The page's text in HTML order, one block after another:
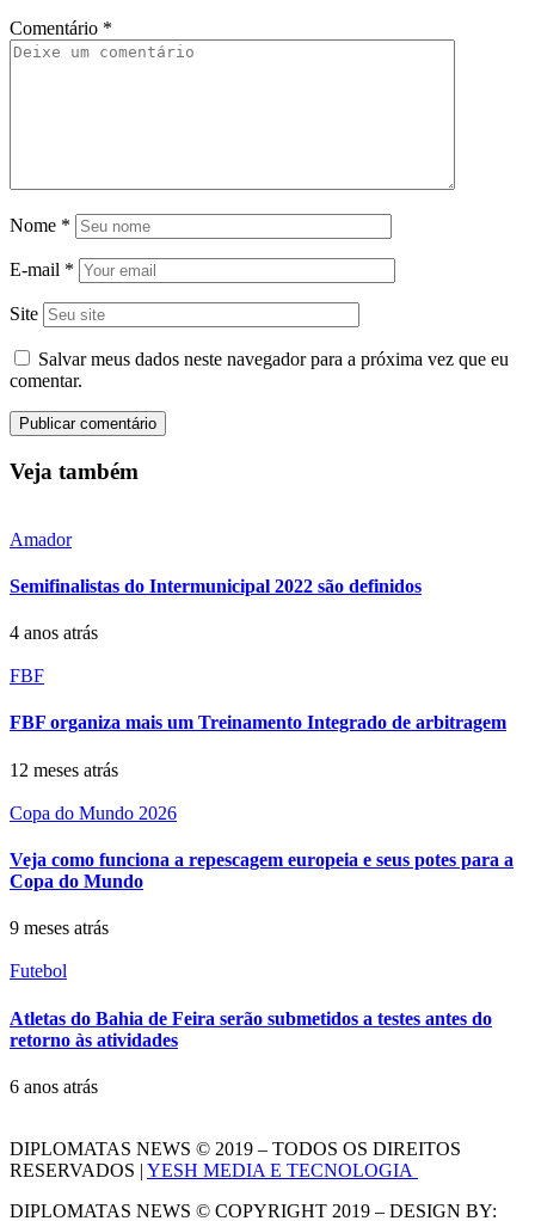
Comentário *
Nome *
E-mail *
Site
Salvar meus dados neste navegador para a próxima vez que eu
comentar.
Veja também
Amador
Semifinalistas do Intermunicipal 2022 são definidos
4 anos atrás
FBF
FBF organiza mais um Treinamento Integrado de arbitragem
12 meses atrás
Copa do Mundo 2026
Veja como funciona a repescagem europeia e seus potes para a
Copa do Mundo
9 meses atrás
Futebol
Atletas do Bahia de Feira serão submetidos a testes antes do
retorno às atividades
6 anos atrás
DIPLOMATAS NEWS © 2019 – TODOS OS DIREITOS
RESERVADOS | YESH MEDIA E TECNOLOGIA
DIPLOMATAS NEWS © COPYRIGHT 2019 – DESIGN BY: